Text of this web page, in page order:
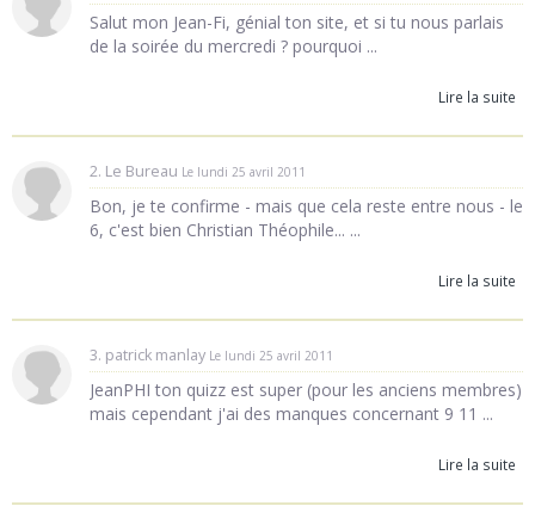
Salut mon Jean-Fi, génial ton site, et si tu nous parlais
de la soirée du mercredi ? pourquoi ...
Lire la suite
2. Le Bureau Le lundi 25 avril 2011
Bon, je te confirme - mais que cela reste entre nous - le
6, c'est bien Christian Théophile... ...
Lire la suite
3. patrick manlay Le lundi 25 avril 2011
JeanPHI ton quizz est super (pour les anciens membres)
mais cependant j'ai des manques concernant 9 11 ...
Lire la suite